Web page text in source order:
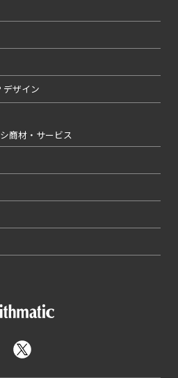
デザイン
商材・サービス